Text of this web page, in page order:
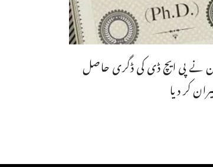
نے پی ایچ ڈی کی ڈگری حاصل
کر دیا